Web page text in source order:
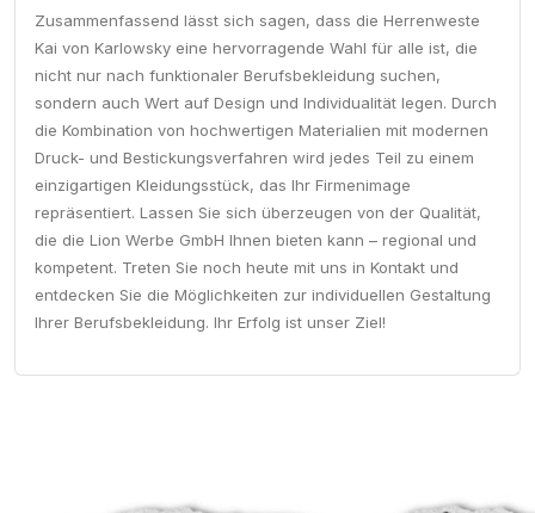
Zusammenfassend lässt sich sagen, dass die Herrenweste
Kai von Karlowsky eine hervorragende Wahl für alle ist, die
nicht nur nach funktionaler Berufsbekleidung suchen,
sondern auch Wert auf Design und Individualität legen. Durch
die Kombination von hochwertigen Materialien mit modernen
Druck- und Bestickungsverfahren wird jedes Teil zu einem
einzigartigen Kleidungsstück, das Ihr Firmenimage
repräsentiert. Lassen Sie sich überzeugen von der Qualität,
die die Lion Werbe GmbH Ihnen bieten kann – regional und
kompetent. Treten Sie noch heute mit uns in Kontakt und
entdecken Sie die Möglichkeiten zur individuellen Gestaltung
Ihrer Berufsbekleidung. Ihr Erfolg ist unser Ziel!